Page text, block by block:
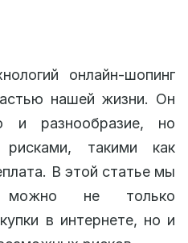
онлайн-шопинг
нашей жизни. Он
и разнообразие, но
такими как
В этой статье мы
можно не только
в интернете, но и